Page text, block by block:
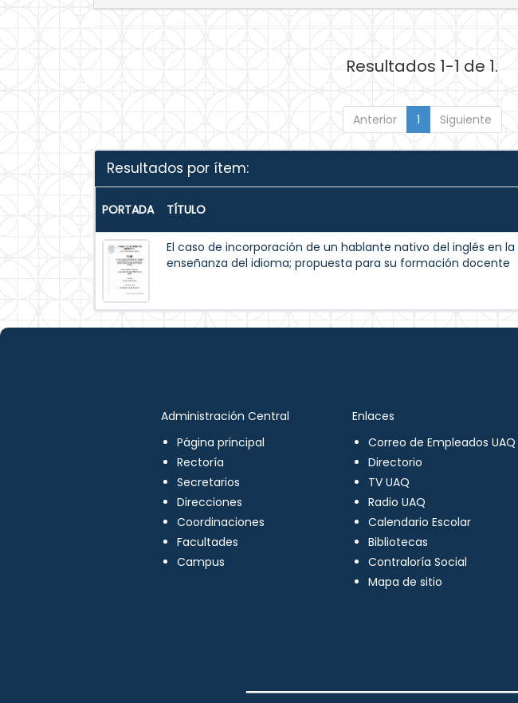
Resultados 1-1 de 1.
Anterior 1 Siguiente
Resultados por ítem:
PORTADA TÍTULO
El caso de incorporación de un hablante nativo del inglés en la
enseñanza del idioma; propuesta para su formación docente
Administración Central
Página principal
Rectoría
Secretarios
Direcciones
Coordinaciones
Facultades
Campus
Enlaces
Correo de Empleados UAQ
Directorio
TV UAQ
Radio UAQ
Calendario Escolar
Bibliotecas
Contraloría Social
Mapa de sitio